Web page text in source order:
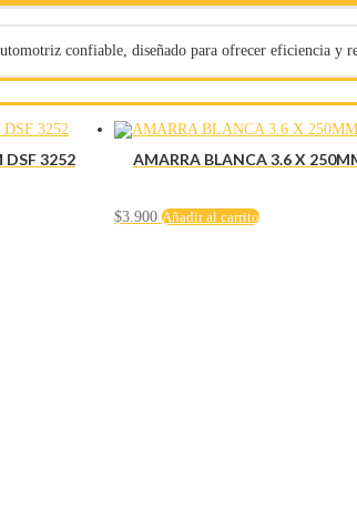
confiable, diseñado para ofrecer eficiencia y
DSF 3252 AMARRA BLANCA 3.6 X
$3.900 Añadir al carrito